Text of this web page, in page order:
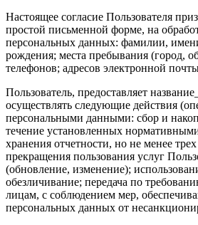
Настоящее согласие Пользователя
простой письменной форме, на
персональных данных: фамилии,
рождения; места пребывания (город,
телефонов; адресов электронной
Пользователь, предоставляет
осуществлять следующие действия
персональными данными: сбор и
течение установленных
хранения отчетности, но не менее
прекращения пользования услуг
(обновление, изменение);
обезличивание; передача по
лицам, с соблюдением мер,
персональных данных от